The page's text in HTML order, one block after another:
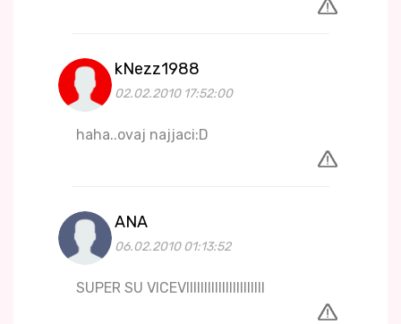
kNezz1988
02.02.2010 17:52:00
haha..ovaj najjaci:D
ANA
06.02.2010 01:13:52
SUPER SU VICEVIIIIIIIIIIIIIIIIIIIIII